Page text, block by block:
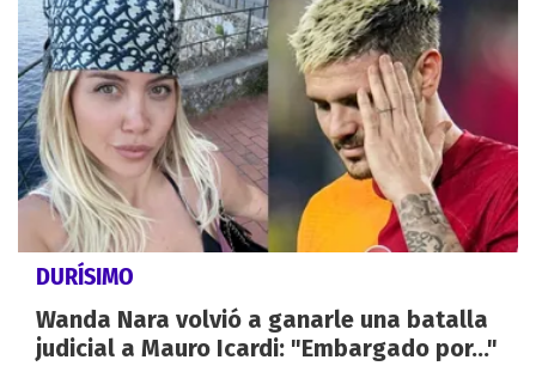
DURÍSIMO
Wanda Nara volvió a ganarle una batalla
judicial a Mauro Icardi: "Embargado por..."